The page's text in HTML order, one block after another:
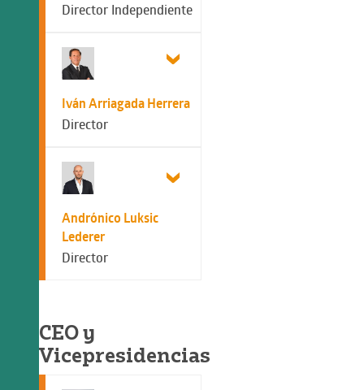
Director Independiente
Iván Arriagada Herrera
Director
Andrónico Luksic
Lederer
Director
CEO y
Vicepresidencias